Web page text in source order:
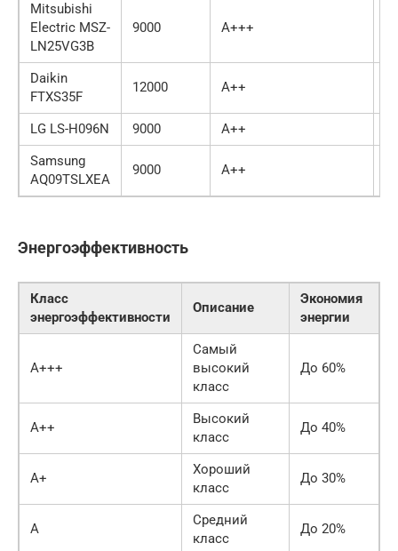
Mitsubishi
Electric MSZ-
LN25VG3B
9000 A+++
Daikin
FTXS35F
12000 A++
LG LS-H096N 9000 A++
Samsung
AQ09TSLXEA
9000 A++
Энергоэффективность
Класс
энергоэффективности
Описание
Экономия
энергии
A+++
Самый
высокий
класс
До 60%
A++
Высокий
класс
До 40%
A+
Хороший
класс
До 30%
A
Средний
класс
До 20%